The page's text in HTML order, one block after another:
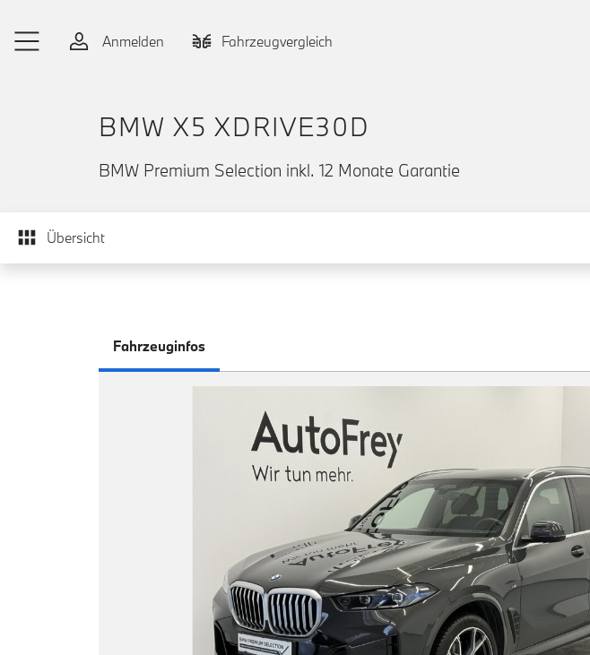
Anmelden
Fahrzeugvergleich
BMW X5 XDRIVE30D
BMW Premium Selection inkl. 12 Monate Garantie
Übersicht
Fahrzeuginfos